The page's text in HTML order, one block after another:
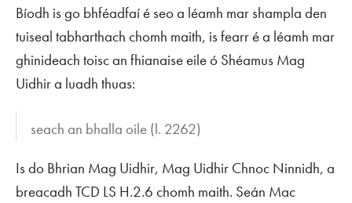
Bíodh is go bhféadfaí é seo a léamh mar shampla den
tuiseal tabharthach chomh maith, is fearr é a léamh mar
ghinideach toisc an fhianaise eile ó Shéamus Mag
Uidhir a luadh thuas:
seach an bhalla oile (l. 2262)
Is do Bhrian Mag Uidhir, Mag Uidhir Chnoc Ninnidh, a
breacadh TCD LS H.2.6 chomh maith. Seán Mac